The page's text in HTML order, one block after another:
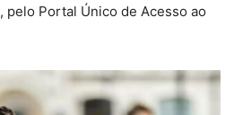
pelo Portal Único de Acesso ao